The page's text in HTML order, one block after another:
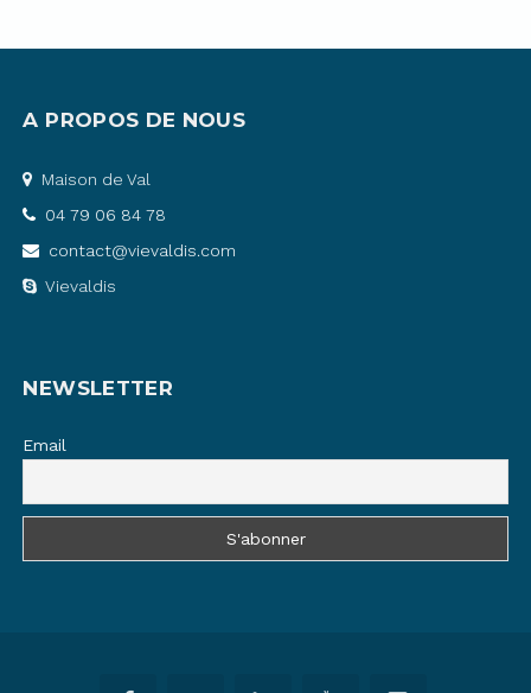
A PROPOS DE NOUS
Maison de Val
04 79 06 84 78
contact@vievaldis.com
Vievaldis
NEWSLETTER
Email